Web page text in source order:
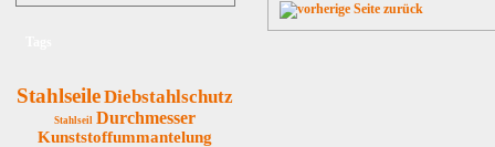
StahlseileDiebstahlschutz
Stahlseil Durchmesser
Kunststoffummantelung
zurück